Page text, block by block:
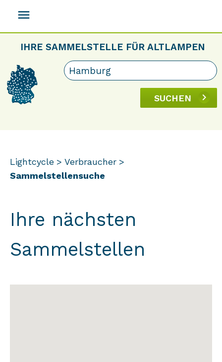
menu
IHRE SAMMELSTELLE FÜR ALTLAMPEN
SUCHEN
Lightcycle
Verbraucher
Sammelstellensuche
Ihre nächsten
Sammelstellen